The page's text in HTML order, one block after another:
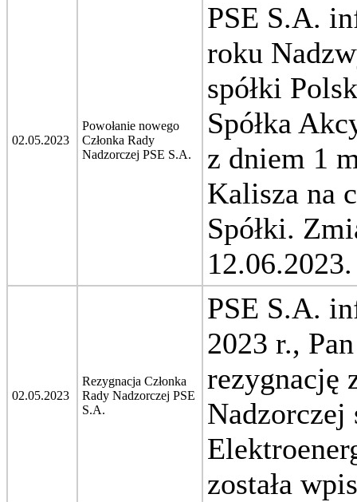
02.05.2023
Powołanie nowego
Członka Rady
Nadzorczej PSE S.A.
PSE S.A.
roku
spółki
Spółka
z dniem 1
Kalisza na
Spółki.
12.06.2023.
02.05.2023
Rezygnacja Członka
Rady Nadzorczej PSE
S.A.
PSE S.A.
2023 r.,
rezygnację
Nadzorczej
została